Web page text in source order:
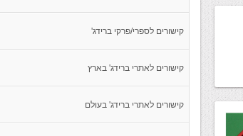
קישורים לספרי/פרקי ברידג'
קישורים לאתרי ברידג' בארץ
קישורים לאתרי ברידג' בעולם